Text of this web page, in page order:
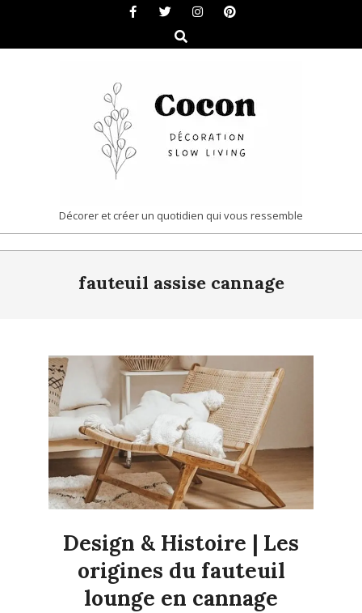
content
Search
COCON
|
DÉCORATION
LIVING
Décorer et créer un quotidien qui vous ressemble
fauteuil assise cannage
Design & Histoire | Les
origines du fauteuil
lounge en cannage